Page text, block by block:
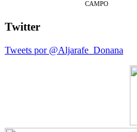
CAMPO
Twitter
Tweets por @Aljarafe_Donana